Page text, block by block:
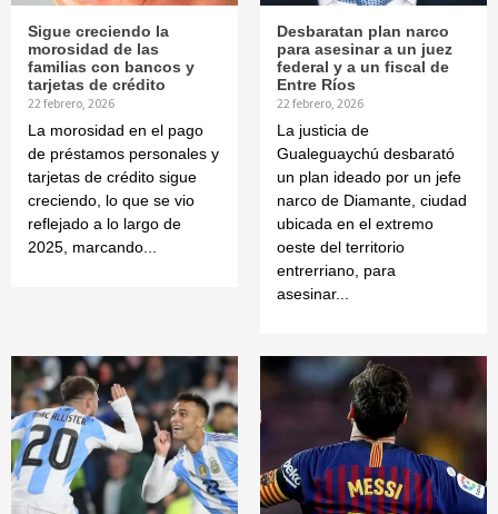
Sigue creciendo la
morosidad de las
familias con bancos y
tarjetas de crédito
22 febrero, 2026
La morosidad en el pago
de préstamos personales y
tarjetas de crédito sigue
creciendo, lo que se vio
reflejado a lo largo de
2025, marcando...
Desbaratan plan narco
para asesinar a un juez
federal y a un fiscal de
Entre Ríos
22 febrero, 2026
La justicia de
Gualeguaychú desbarató
un plan ideado por un jefe
narco de Diamante, ciudad
ubicada en el extremo
oeste del territorio
entrerriano, para
asesinar...